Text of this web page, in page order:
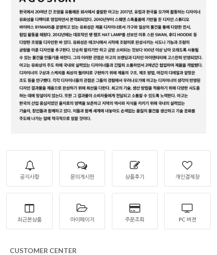
공지사항 문의게시판 상품후기 개인결제창
최근본상품 마이페이지 주문조회 PC 버젼
CUSTOMER CENTER